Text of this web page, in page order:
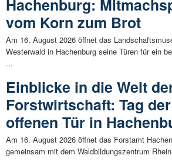
Hachenburg:
vom Korn zum Brot
Am 16. August 2026 öffnet das
Westerwald in Hachenburg seine Türen für ein
...
Einblicke in die Welt
Forstwirtschaft: Tag der
offenen Tür in
Am 16. August 2026 öffnet das Forstamt
gemeinsam mit dem Waldbildungszentrum